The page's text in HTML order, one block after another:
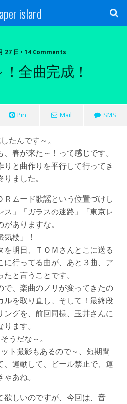
island
27 日 • 14 Comments
全曲完成！
Pin Mail SMS
たんです～。
春が来た～！って感じです。
りと曲作りを平行して行ってき
ました。
Ｒムード歌謡という位置づけし
ス」「ガラスの迷路」「東京レ
ありますな。
楼」！
を明日、ＴＯＭさんとこに送る
に行ってる曲が、あと３曲、ア
と言うことです。
で、楽曲のノリが変ってきたの
ルを取り直し、そして！最終段
ングを、前回同様、玉井さんに
ます。
うだな～。
ト撮影もあるので～、短期間
、運動して、ビール禁止で、運
あね。
欲しいのですが、今回は、音